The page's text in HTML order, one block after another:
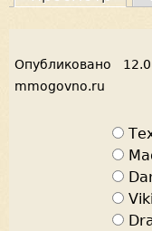
а
в
Опубликовано
mmogovno.ru
В
а
р
и
а